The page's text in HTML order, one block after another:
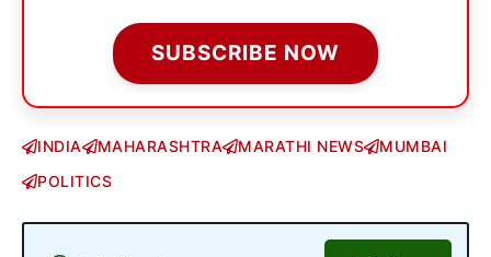
SUBSCRIBE NOW
INDIA MAHARASHTRA MARATHI NEWS
MUMBAI
POLITICS